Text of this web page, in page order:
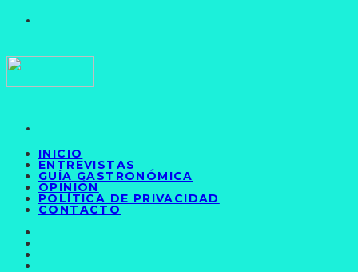
INICIO
ENTREVISTAS
GUÍA GASTRONÓMICA
OPINIÓN
POLÍTICA DE PRIVACIDAD
CONTACTO